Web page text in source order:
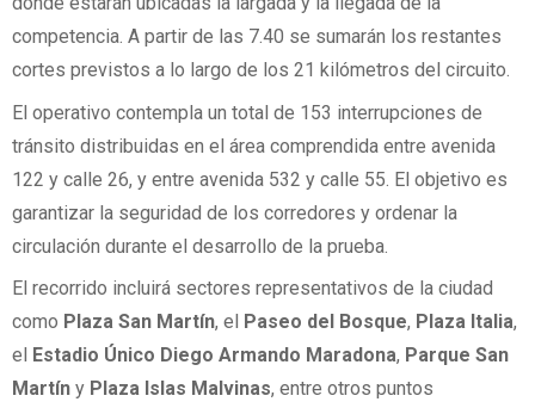
competencia. A partir de las 7.40 se sumarán los restantes
cortes previstos a lo largo de los 21 kilómetros del circuito.
El operativo contempla un total de 153 interrupciones de
tránsito distribuidas en el área comprendida entre avenida
122 y calle 26, y entre avenida 532 y calle 55. El objetivo es
garantizar la seguridad de los corredores y ordenar la
circulación durante el desarrollo de la prueba.
El recorrido incluirá sectores representativos de la ciudad
como Plaza San Martín, el Paseo del Bosque, Plaza Italia,
el Estadio Único Diego Armando Maradona, Parque San
Martín y Plaza Islas Malvinas, entre otros puntos